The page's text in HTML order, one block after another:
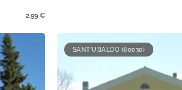
2,99 €
SANT’UBALDO (60030)